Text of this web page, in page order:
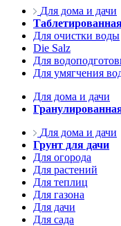
Для дома и дачи
Для очистки воды
Die Salz
Для
Для умягчения
Для дома и дачи
Для дома и дачи
Грунт для дачи
Для огорода
Для растений
Для теплиц
Для газона
Для дачи
Для сада